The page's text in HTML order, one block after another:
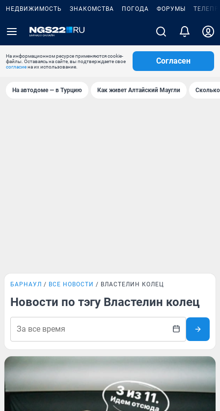
НЕДВИЖИМОСТЬ ЗНАКОМСТВА ПОГОДА ФОРУМЫ
На информационном ресурсе применяются cookie-
файлы. Оставаясь на сайте, вы подтверждаете свое
согласиена их использование.
Согласен
На автодоме — в Турцию Как живет Алтайский Маугли
БАРНАУЛ ВСЕ НОВОСТИ ВЛАСТЕЛИН КОЛЕЦ
Новости по тэгу Властелин колец